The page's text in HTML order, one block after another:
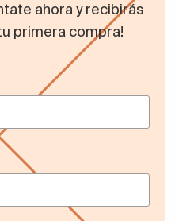
ahora y recibirás
primera compra!